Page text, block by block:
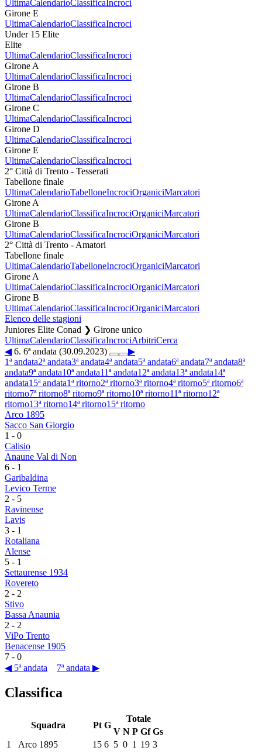
UltimaCalendarioClassificaIncroci
Girone E
UltimaCalendarioClassificaIncroci
Under 15 Elite
Elite
UltimaCalendarioClassificaIncroci
Girone A
UltimaCalendarioClassificaIncroci
Girone B
UltimaCalendarioClassificaIncroci
Girone C
UltimaCalendarioClassificaIncroci
Girone D
UltimaCalendarioClassificaIncroci
Girone E
UltimaCalendarioClassificaIncroci
2° Città di Trento - Tesserati
Tabellone finale
UltimaCalendarioTabelloneIncrociOrganiciMarcatori
Girone A
UltimaCalendarioClassificaIncrociOrganiciMarcatori
Girone B
UltimaCalendarioClassificaIncrociOrganiciMarcatori
2° Città di Trento - Amatori
Tabellone finale
UltimaCalendarioTabelloneIncrociOrganiciMarcatori
Girone A
UltimaCalendarioClassificaIncrociOrganiciMarcatori
Girone B
UltimaCalendarioClassificaIncrociOrganiciMarcatori
Elenco delle stagioni
Juniores Elite Conad ❯ Girone unico
UltimaCalendarioClassificaIncrociArbitriCerca
◀6. 6ª andata (30.09.2023)
▶
1ª andata2ª andata3ª andata4ª andata5ª andata6ª andata7ª andata8ª
andata9ª andata10ª andata11ª andata12ª andata13ª andata14ª
andata15ª andata1ª ritorno2ª ritorno3ª ritorno4ª ritorno5ª ritorno6ª
ritorno7ª ritorno8ª ritorno9ª ritorno10ª ritorno11ª ritorno12ª
ritorno13ª ritorno14ª ritorno15ª ritorno
Arco 1895
Sacco San Giorgio
1 - 0
Calisio
Anaune Val di Non
6 - 1
Garibaldina
Levico Terme
2 - 5
Ravinense
Lavis
3 - 1
Rotaliana
Alense
5 - 1
Settaurense 1934
Rovereto
2 - 2
Stivo
Bassa Anaunia
2 - 2
ViPo Trento
Benacense 1905
7 - 0
◀ 5ª andata
7ª andata ▶
Classifica
Squadra Pt G
Totale
V N P Gf Gs
1
Arco 1895 15 6 5 0 1 19 3